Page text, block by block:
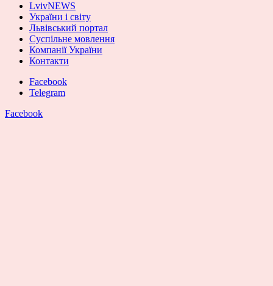
LvivNEWS
України і світу
Львівський портал
Суспільне мовлення
Компанії України
Контакти
Facebook
Telegram
Facebook